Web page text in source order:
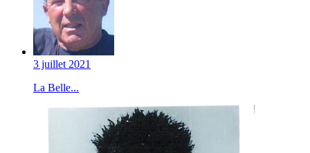
3 juillet 2021
La Belle...